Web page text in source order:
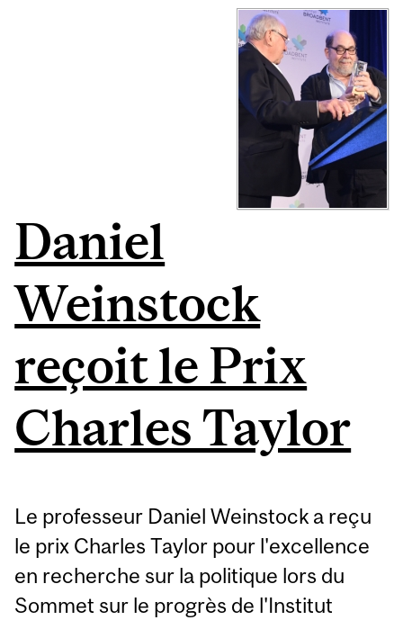
Daniel
Weinstock
reçoit le Prix
Charles Taylor
Le professeur Daniel Weinstock a reçu
le prix Charles Taylor pour l'excellence
en recherche sur la politique lors du
Sommet sur le progrès de l'Institut